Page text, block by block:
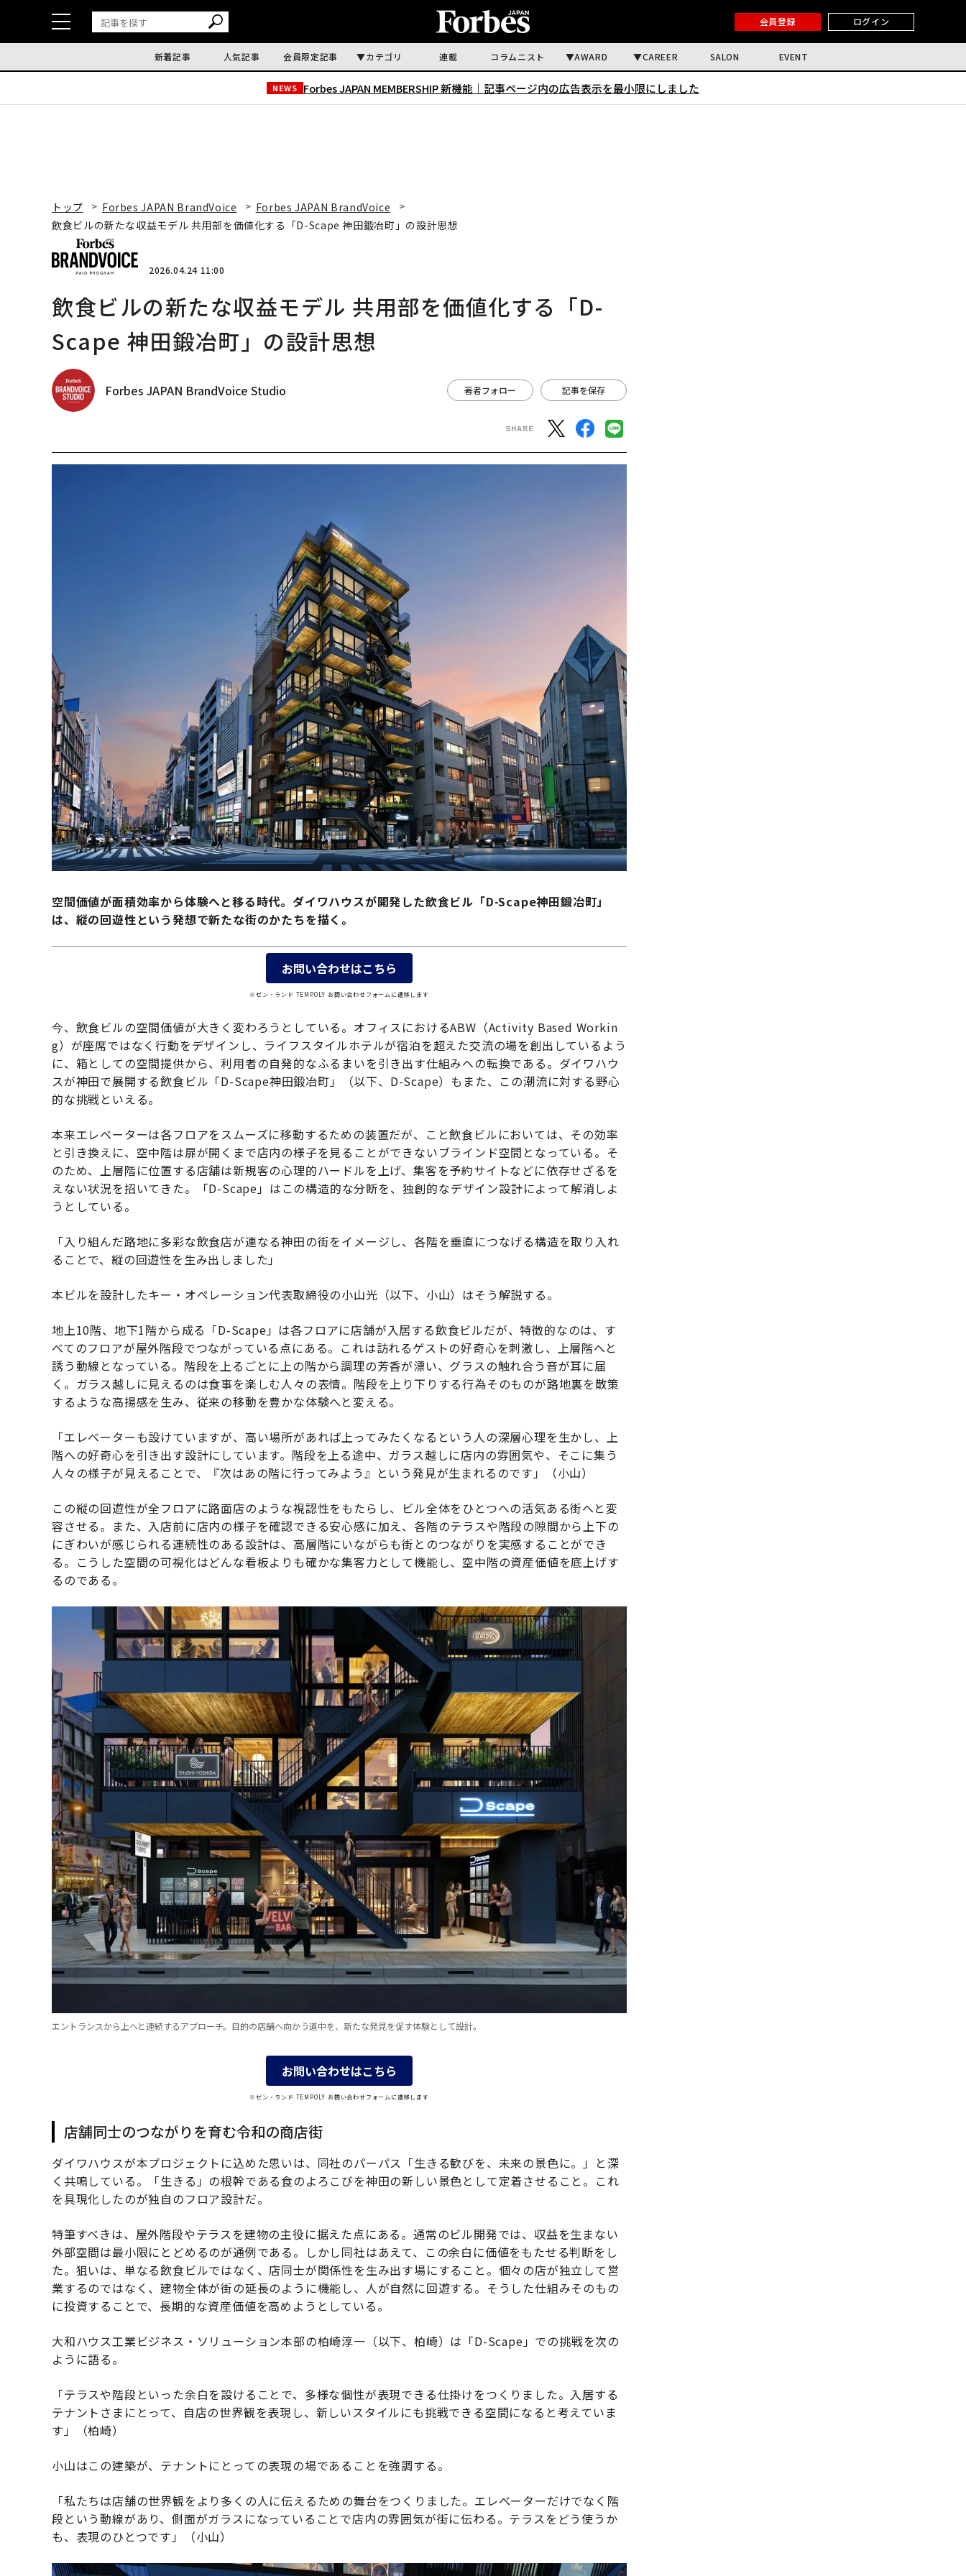
会員登録 ログイン
新着記事 人気記事 会員限定記事 カテゴリ 連載 コラムニスト AWARD CAREER SALON EVENT
NEWS Forbes JAPAN MEMBERSHIP 新機能｜ 記事ページ内の広告表示を最小限にしました
トップ Forbes JAPAN BrandVoice
Forbes JAPAN BrandVoice
飲食ビルの新たな収益モデル 共用部を価値化する「D-Scape 神田鍛冶町」の設計思想
2026.04.24 11:00
飲食ビルの新たな収益モデル 共用部を価値化する「D-
Scape 神田鍛冶町」の設計思想
Forbes JAPAN BrandVoice Studio 著者フォロー 記事を保存
空間価値が面積効率から体験へと移る時代。ダイワハウスが開発した飲食ビル「D-Scape神田鍛冶町」
は、縦の回遊性という発想で新たな街のかたちを描く。
お問い合わせはこちら
※ゼン・ランド TEMPOLY お問い合わせフォームに遷移します
今、飲食ビルの空間価値が大きく変わろうとしている。オフィスにおけるABW（Activity Based Workin
g）が座席ではなく行動をデザインし、ライフスタイルホテルが宿泊を超えた交流の場を創出しているよう
に、箱としての空間提供から、利用者の自発的なふるまいを引き出す仕組みへの転換である。ダイワハウ
スが神田で展開する飲食ビル「D-Scape神田鍛冶町」（以下、D-Scape）もまた、この潮流に対する野心
的な挑戦といえる。
本来エレベーターは各フロアをスムーズに移動するための装置だが、こと飲食ビルにおいては、その効率
と引き換えに、空中階は扉が開くまで店内の様子を見ることができないブラインド空間となっている。そ
のため、上層階に位置する店舗は新規客の心理的ハードルを上げ、集客を予約サイトなどに依存せざるを
えない状況を招いてきた。「D-Scape」はこの構造的な分断を、独創的なデザイン設計によって解消しよ
うとしている。
「入り組んだ路地に多彩な飲食店が連なる神田の街をイメージし、各階を垂直につなげる構造を取り入れ
ることで、縦の回遊性を生み出しました」
本ビルを設計したキー・オペレーション代表取締役の小山光（以下、小山）はそう解説する。
地上10階、地下1階から成る「D-Scape」は各フロアに店舗が入居する飲食ビルだが、特徴的なのは、す
べてのフロアが屋外階段でつながっている点にある。これは訪れるゲストの好奇心を刺激し、上層階へと
誘う動線となっている。階段を上るごとに上の階から調理の芳香が漂い、グラスの触れ合う音が耳に届
く。ガラス越しに見えるのは食事を楽しむ人々の表情。階段を上り下りする行為そのものが路地裏を散策
するような高揚感を生み、従来の移動を豊かな体験へと変える。
「エレベーターも設けていますが、高い場所があれば上ってみたくなるという人の深層心理を生かし、上
階への好奇心を引き出す設計にしています。階段を上る途中、ガラス越しに店内の雰囲気や、そこに集う
人々の様子が見えることで、『次はあの階に行ってみよう』という発見が生まれるのです」（小山）
この縦の回遊性が全フロアに路面店のような視認性をもたらし、ビル全体をひとつへの活気ある街へと変
容させる。また、入店前に店内の様子を確認できる安心感に加え、各階のテラスや階段の隙間から上下の
にぎわいが感じられる連続性のある設計は、高層階にいながらも街とのつながりを実感することができ
る。こうした空間の可視化はどんな看板よりも確かな集客力として機能し、空中階の資産価値を底上げす
るのである。
エントランスから上へと連続するアプローチ。目的の店舗へ向かう道中を、新たな発見を促す体験として設計。
お問い合わせはこちら
※ゼン・ランド TEMPOLY お問い合わせフォームに遷移します
店舗同士のつながりを育む令和の商店街
ダイワハウスが本プロジェクトに込めた思いは、同社のパーパス「生きる歓びを、未来の景色に。」と深
く共鳴している。「生きる」の根幹である食のよろこびを神田の新しい景色として定着させること。これ
を具現化したのが独自のフロア設計だ。
特筆すべきは、屋外階段やテラスを建物の主役に据えた点にある。通常のビル開発では、収益を生まない
外部空間は最小限にとどめるのが通例である。しかし同社はあえて、この余白に価値をもたせる判断をし
た。狙いは、単なる飲食ビルではなく、店同士が関係性を生み出す場にすること。個々の店が独立して営
業するのではなく、建物全体が街の延長のように機能し、人が自然に回遊する。そうした仕組みそのもの
に投資することで、長期的な資産価値を高めようとしている。
大和ハウス工業ビジネス・ソリューション本部の柏崎淳一（以下、柏崎）は「D-Scape」での挑戦を次の
ように語る。
「テラスや階段といった余白を設けることで、多様な個性が表現できる仕掛けをつくりました。入居する
テナントさまにとって、自店の世界観を表現し、新しいスタイルにも挑戦できる空間になると考えていま
す」（柏崎）
小山はこの建築が、テナントにとっての表現の場であることを強調する。
「私たちは店舗の世界観をより多くの人に伝えるための舞台をつくりました。エレベーターだけでなく階
段という動線があり、側面がガラスになっていることで店内の雰囲気が街に伝わる。テラスをどう使うか
も、表現のひとつです」（小山）